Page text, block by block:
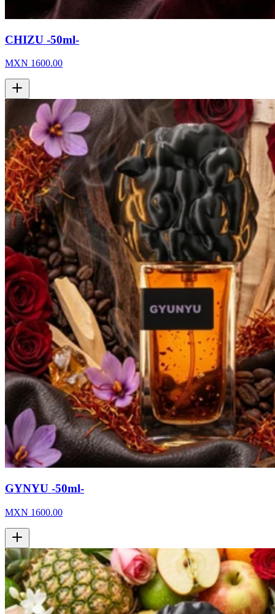
CHIZU -50ml-
MXN 1600.00
GYNYU -50ml-
MXN 1600.00